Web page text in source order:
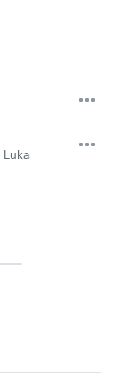
Lukas Nowok